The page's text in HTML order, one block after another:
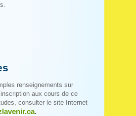
renseignements sur
aux cours de ce
consulter le site Internet
.